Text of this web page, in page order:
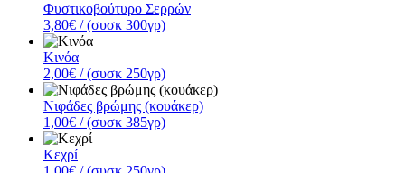
Φυστικοβούτυρο Σερρών
3,80€ / (συσκ 300γρ)
Κινόα
2,00€ / (συσκ 250γρ)
Νιφάδες βρώμης (κουάκερ)
1,00€ / (συσκ 385γρ)
Κεχρί